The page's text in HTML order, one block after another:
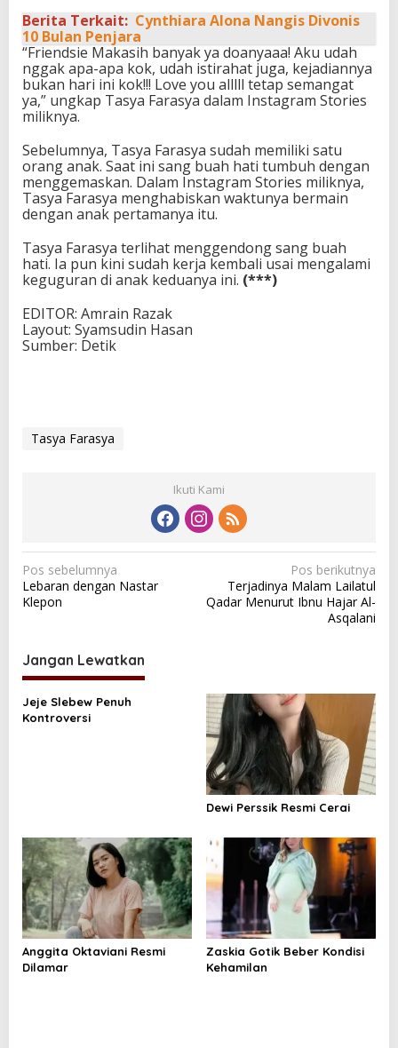
Berita Terkait: Cynthiara Alona Nangis Divonis
10 Bulan Penjara
“Friendsie Makasih banyak ya doanyaaa! Aku udah
nggak apa-apa kok, udah istirahat juga, kejadiannya
bukan hari ini kok!!! Love you alllll tetap semangat
ya,” ungkap Tasya Farasya dalam Instagram Stories
miliknya.
Sebelumnya, Tasya Farasya sudah memiliki satu
orang anak. Saat ini sang buah hati tumbuh dengan
menggemaskan. Dalam Instagram Stories miliknya,
Tasya Farasya menghabiskan waktunya bermain
dengan anak pertamanya itu.
Tasya Farasya terlihat menggendong sang buah
hati. Ia pun kini sudah kerja kembali usai mengalami
keguguran di anak keduanya ini. (***)
EDITOR: Amrain Razak
Layout: Syamsudin Hasan
Sumber: Detik
Tasya Farasya
Ikuti Kami
N
a
g
a
s
Pos sebelumnya
Lebaran dengan Nastar
Klepon
Pos berikutnya
Terjadinya Malam Lailatul
Qadar Menurut Ibnu Hajar Al-
Asqalani
Jangan Lewatkan
Jeje Slebew Penuh
Kontroversi
Dewi Perssik Resmi Cerai
Anggita Oktaviani Resmi
Dilamar
Zaskia Gotik Beber Kondisi
Kehamilan